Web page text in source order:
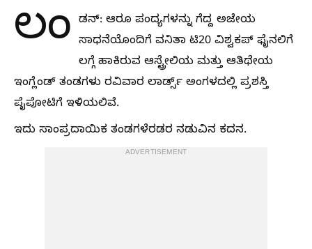
ಲಂ ಡನ್‌: ಆರೂ ಪಂದ್ಯಗಳನ್ನು ಗೆದ್ದ ಅಜೇಯ
ಸಾಧನೆಯೊಂದಿಗೆ ವನಿತಾ ಟಿ20 ವಿಶ್ವಕಪ್‌ ಫೈನಲಿಗೆ
ಲಗ್ಗೆ ಹಾಕಿರುವ ಆಸ್ಟ್ರೇಲಿಯ ಮತ್ತು ಆತಿಥೇಯ
ಇಂಗ್ಲೆಂಡ್‌ ತಂಡಗಳು ರವಿವಾರ ಲಾರ್ಡ್ಸ್‌ ಅಂಗಳದಲ್ಲಿ ಪ್ರಶಸ್ತಿ
ಪೈಪೋಟಿಗೆ ಇಳಿಯಲಿವೆ.
ಇದು ಸಾಂಪ್ರದಾಯಿಕ ತಂಡಗಳೆರಡರ ನಡುವಿನ ಕದನ.
ADVERTISEMENT